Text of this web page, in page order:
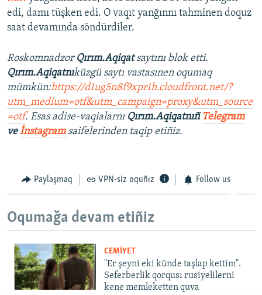
edi, damı tüşken edi. O vaqıt yanğınnı tahminen doquz
saat devamında söndürdiler.
Roskomnadzor Qırım.Aqiqatsaytını blok etti.
Qırım.Aqiqatnıküzgü saytı vastasınen oqumaq
mümkün:https://d1ug5n8f9xpr1h.cloudfront.net/?
utm_medium=otf&utm_campaign=proxy&utm_source
=otf. Esas adise-vaqialarnı Qırım.AqiqatnıñTelegram
veİnstagram saifelerinden taqip etiñiz.
Paylaşmaq VPN-siz oquñız Follow us
Oqumağa devam etiñiz
CEMİYET
"Er şeyni eki künde taşlap kettim".
Seferberlik qorqusı rusiyelilerni
kene memleketten quva